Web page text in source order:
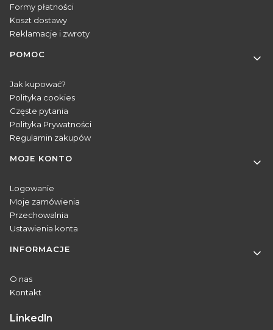
Formy płatności
Koszt dostawy
Reklamacje i zwroty
POMOC
Jak kupować?
Polityka cookies
Częste pytania
Polityka Prywatności
Regulamin zakupów
MOJE KONTO
Logowanie
Moje zamówienia
Przechowalnia
Ustawienia konta
INFORMACJE
O nas
Kontakt
Linkedln